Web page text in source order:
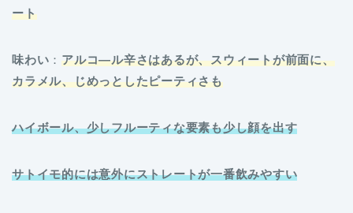
ート
味わい ：アルコ―ル辛さはあるが、スウィートが前面に、
カラメル、じめっとしたピーティさも
ハイボール、少しフルーティな要素も少し顔を出す
サトイモ的には意外にストレートが一番飲みやすい